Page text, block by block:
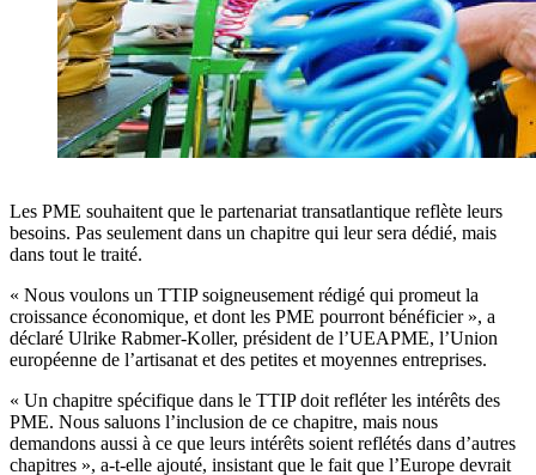
Les PME souhaitent que le partenariat transatlantique reflète leurs
besoins. Pas seulement dans un chapitre qui leur sera dédié, mais
dans tout le traité.
« Nous voulons un TTIP soigneusement rédigé qui promeut la
croissance économique, et dont les PME pourront bénéficier », a
déclaré Ulrike Rabmer-Koller, président de l’UEAPME, l’Union
européenne de l’artisanat et des petites et moyennes entreprises.
« Un chapitre spécifique dans le TTIP doit refléter les intérêts des
PME. Nous saluons l’inclusion de ce chapitre, mais nous
demandons aussi à ce que leurs intérêts soient reflétés dans d’autres
chapitres », a-t-elle ajouté, insistant que le fait que l’Europe devrait